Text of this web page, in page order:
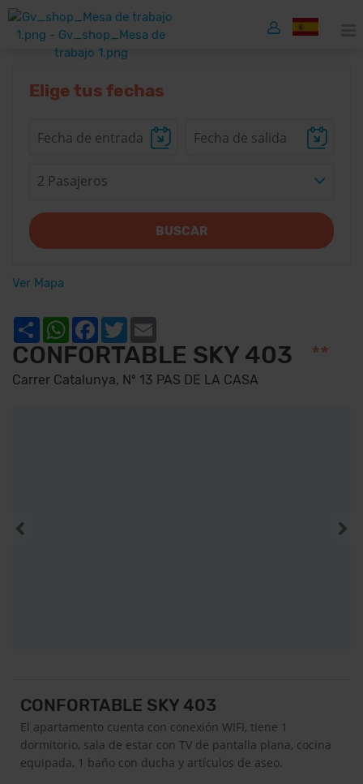
Elige tus fechas
2 Pasajeros
BUSCAR
Ver Mapa
Share WhatsAppFacebook
Twitter
CONFORTABLE SKY 403 **
Carrer Catalunya, Nº 13 PAS DE LA CASA
CONFORTABLE SKY 403
El apartamento cuenta con conexión WIFI, tiene 1
dormitorio, sala de estar con TV de pantalla plana, cocina
equipada, 1 baño con ducha y artículos de aseo.